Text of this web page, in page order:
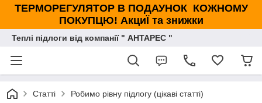
ТЕРМОРЕГУЛЯТОР В ПОДАУНОК КОЖНОМУ
ПОКУПЦЮ! АкциЇ та знижки
Теплі підлоги від компанії " АНТАРЕС "
Статті Робимо рівну підлогу (цікаві статті)